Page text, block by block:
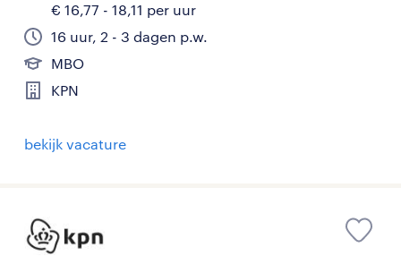
€ 16,77 - 18,11 per uur
16 uur, 2 - 3 dagen p.w.
MBO
KPN
bekijk vacature